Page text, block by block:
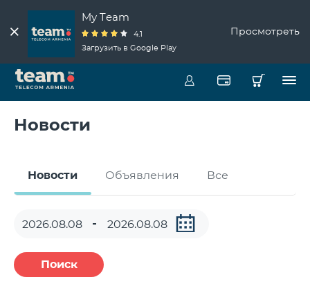
My Team
4.1
Загрузить в Google Play
Просмотреть
Новости
Новости Объявления Все
Поиск